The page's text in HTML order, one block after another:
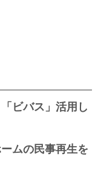
ビバス」活用し
ムの民事再生を